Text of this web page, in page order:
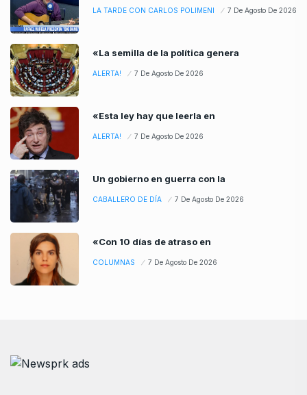
LA TARDE CON CARLOS POLIMENI 7 De Agosto De 2026
«La semilla de la política genera
ALERTA! 7 De Agosto De 2026
«Esta ley hay que leerla en
ALERTA! 7 De Agosto De 2026
Un gobierno en guerra con la
CABALLERO DE DÍA 7 De Agosto De 2026
«Con 10 días de atraso en
COLUMNAS 7 De Agosto De 2026